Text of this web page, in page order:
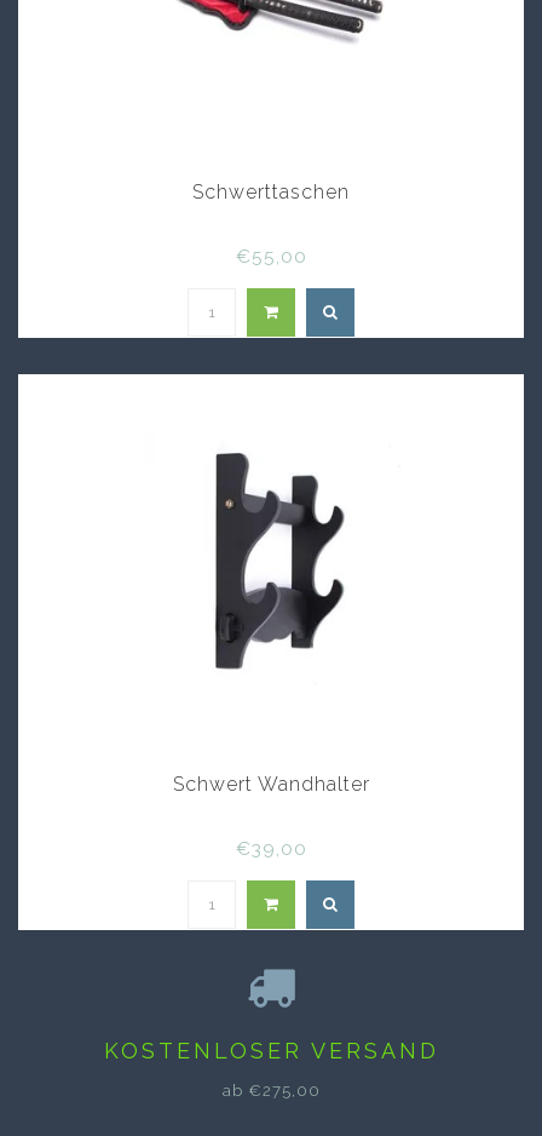
Schwerttaschen
€55,00
Schwert Wandhalter
€39,00
KOSTENLOSER VERSAND
ab €275,00